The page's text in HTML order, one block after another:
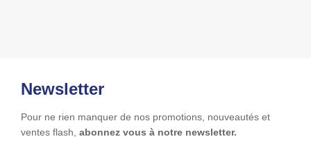
Newsletter
Pour ne rien manquer de nos promotions, nouveautés et
ventes flash, abonnez vous à notre newsletter.